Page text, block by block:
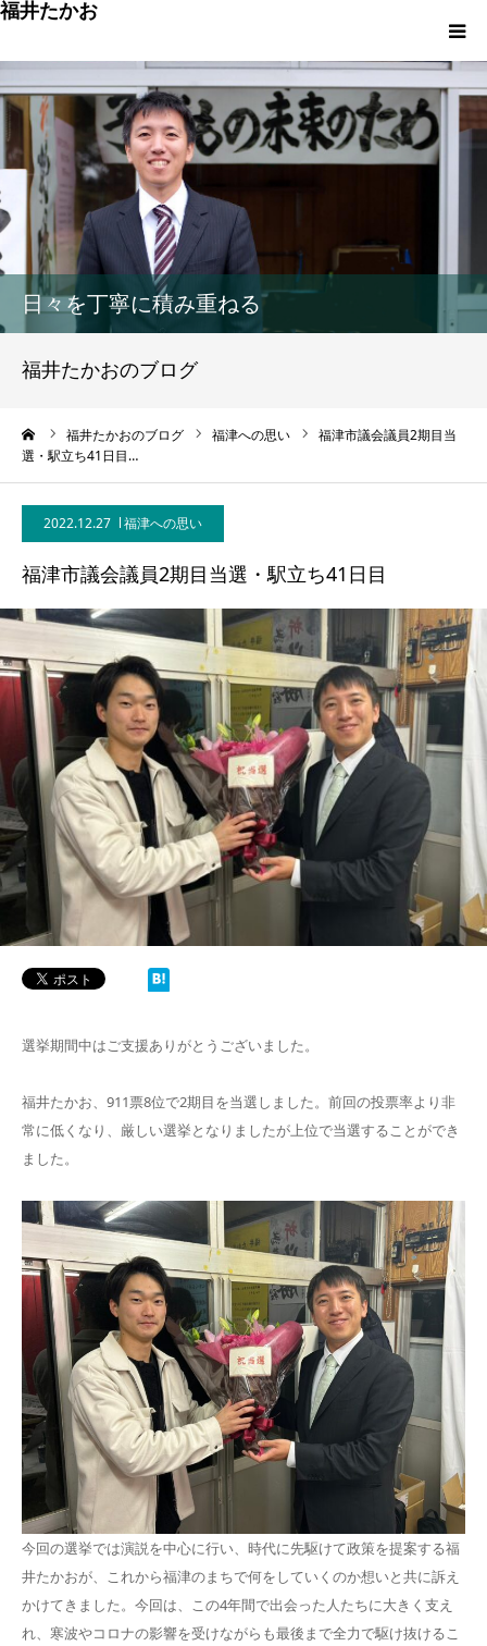
福井たかお
日々を丁寧に積み重ねる
福井たかおのブログ
福井たかおのブログ 福津への思い
福津市議会議員2期目当
選・駅立ち41日目…
2022.12.27 福津への思い
福津市議会議員2期目当選・駅立ち41日目
選挙期間中はご支援ありがとうございました。
福井たかお、911票8位で2期目を当選しました。前回の投票率より非
常に低くなり、厳しい選挙となりましたが上位で当選することができ
ました。
今回の選挙では演説を中心に行い、時代に先駆けて政策を提案する福
井たかおが、これから福津のまちで何をしていくのか想いと共に訴え
かけてきました。今回は、この4年間で出会った人たちに大きく支え
れ、寒波やコロナの影響を受けながらも最後まで全力で駆け抜けるこ
福津への想いと実績
重点政策と市役所活性化策
プロフィール
市政方針ーまちの未来を再設計ー